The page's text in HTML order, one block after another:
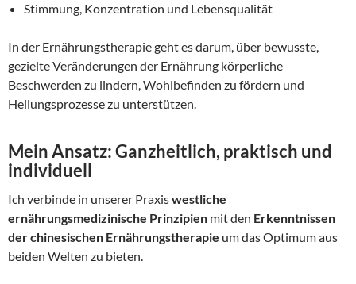
Stimmung, Konzentration und Lebensqualität
In der Ernährungstherapie geht es darum, über bewusste,
gezielte Veränderungen der Ernährung körperliche
Beschwerden zu lindern, Wohlbefinden zu fördern und
Heilungsprozesse zu unterstützen.
Mein Ansatz: Ganzheitlich, praktisch und
individuell
Ich verbinde in unserer Praxiswestliche
ernährungsmedizinische Prinzipien mit den Erkenntnissen
der chinesischen Ernährungstherapie um das Optimum aus
beiden Welten zu bieten.